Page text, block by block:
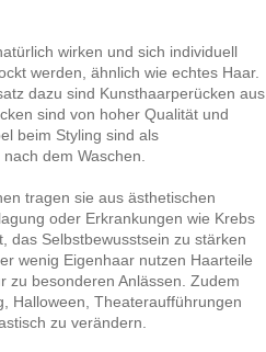
wirken und sich individuell
werden, ähnlich wie echtes Haar.
dazu sind Kunsthaarperücken aus
sind von hoher Qualität und
beim Styling sind als
dem Waschen.
tragen sie aus ästhetischen
oder Erkrankungen wie Krebs
das Selbstbewusstsein zu stärken
wenig Eigenhaar nutzen Haarteile
zu besonderen Anlässen. Zudem
Halloween, Theateraufführungen
zu verändern.